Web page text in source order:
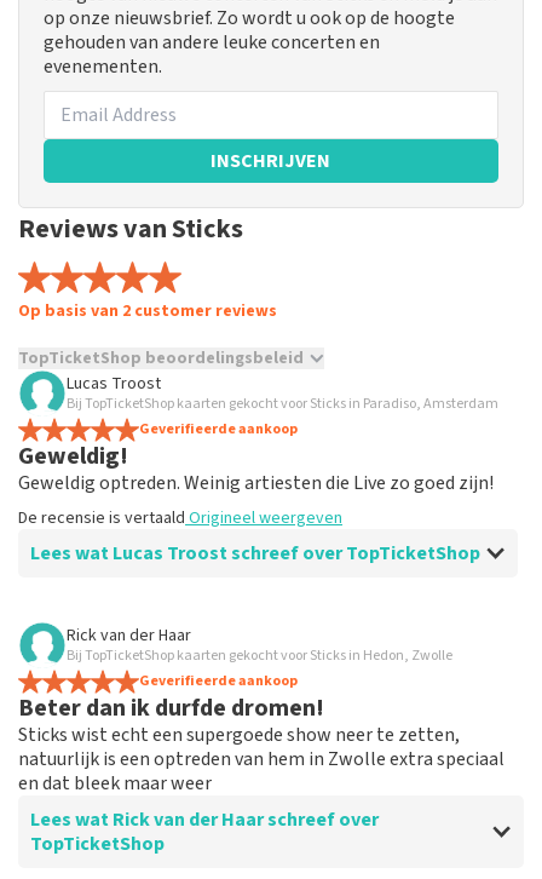
op onze nieuwsbrief. Zo wordt u ook op de hoogte
gehouden van andere leuke concerten en
evenementen.
INSCHRIJVEN
Reviews van Sticks
Op basis van 2 customer reviews
TopTicketShop beoordelingsbeleid
TopTicketShop verzamelt reviews van echte klanten. Het is
niet mogelijk om een review achter te laten als je geen
tickets hebt aangeschaft bij TopTicketShop. Reviews met
grof taalgebruik en/of onwaarheden worden niet geplaatst.
geplaatst.
Lucas Troost
Bij TopTicketShop kaarten gekocht voor Sticks in Paradiso, Amsterdam
Geverifieerde aankoop
Geweldig!
Geweldig optreden. Weinig artiesten die Live zo goed zijn!
De recensie is vertaald Origineel weergeven
Lees wat Lucas Troost schreef over TopTicketShop
Beoordeling van Lucas Troost over
Prima!
Wel wat duurder dan normaal, maar dit staat duidelijk
overal aangegeven. Goede klantenservice ook!
De recensie is vertaaldOrigineel weergeven
Beste Lucas, Bedankt voor het schrijven van een review
Reactie van TopTicketShop
Rick van der Haar
Bij TopTicketShop kaarten gekocht voor Sticks in Hedon, Zwolle
Geverifieerde aankoop
Beter dan ik durfde dromen!
Sticks wist echt een supergoede show neer te zetten,
natuurlijk is een optreden van hem in Zwolle extra speciaal
en dat bleek maar weer
Lees wat Rick van der Haar schreef over
TopTicketShop